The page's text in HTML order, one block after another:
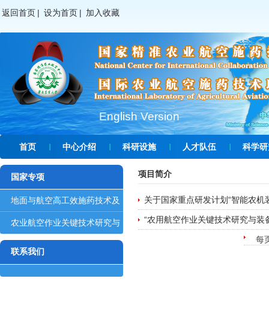
返回首页 | 设为首页 | 加入收藏
English Version
首页 中心介绍 科研设施 人才队伍 科学
国家专项
地面与航空高工效施药技术及
智能...
农业航空作业关键技术研究与
联系我们
项目简介
关于国家重点研发计划“智能农
“农用航空作业关键技术研究与装
每